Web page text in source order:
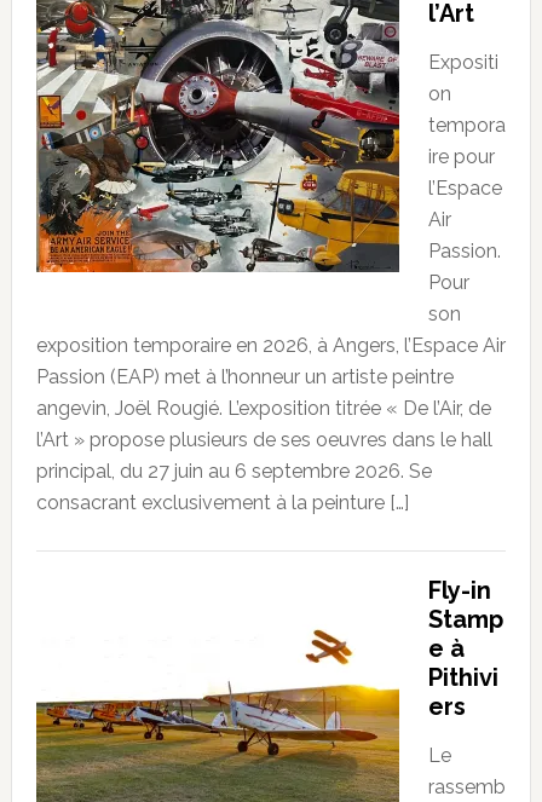
l’Art
Expositi
on
tempora
ire pour
l’Espace
Air
Passion.
Pour
son
exposition temporaire en 2026, à Angers, l’Espace Air
Passion (EAP) met à l’honneur un artiste peintre
angevin, Joël Rougié. L’exposition titrée « De l’Air, de
l’Art » propose plusieurs de ses oeuvres dans le hall
principal, du 27 juin au 6 septembre 2026. Se
consacrant exclusivement à la peinture […]
Fly-in
Stamp
e à
Pithivi
ers
Le
rassemb